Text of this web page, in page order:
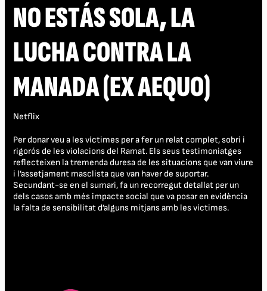
NO ESTÁS SOLA, LA
LUCHA CONTRA LA
MANADA (EX AEQUO)
Netflix
Per donar veu a les víctimes per a fer un relat complet, sobri i
rigorós de les violacions del Ramat. Els seus testimoniatges
reflecteixen la tremenda duresa de les situacions que van viure
i l’assetjament masclista que van haver de suportar.
Secundant-se en el sumari, fa un recorregut detallat per un
dels casos amb més impacte social que va posar en evidència
la falta de sensibilitat d’alguns mitjans amb les víctimes.